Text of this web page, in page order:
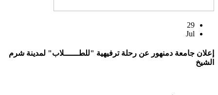
29
Jul
إعلان جامعة دمنهور عن رحلة ترفيهية "للطــــــلاب" لمدينة شرم
الشيخ